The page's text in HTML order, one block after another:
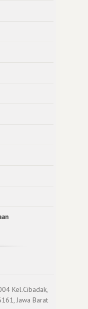
Kel.Cibadak,
Jawa Barat